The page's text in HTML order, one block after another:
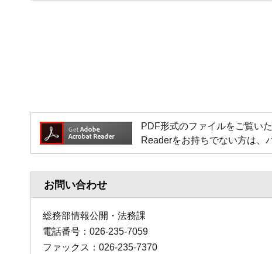
PDF形式のファイルをご覧い
Readerをお持ちでない方は、
お問い合わせ
総務部情報公開・法務課
電話番号：026-235-7059
ファックス：026-235-7370